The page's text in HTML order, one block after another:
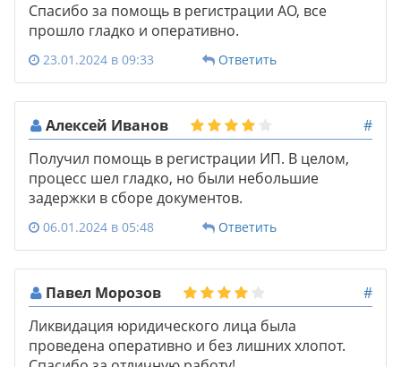
Спасибо за помощь в регистрации АО, все
прошло гладко и оперативно.
23.01.2024 в 09:33 Ответить
Алексей Иванов
#
Получил помощь в регистрации ИП. В целом,
процесс шел гладко, но были небольшие
задержки в сборе документов.
06.01.2024 в 05:48 Ответить
Павел Морозов
#
Ликвидация юридического лица была
проведена оперативно и без лишних хлопот.